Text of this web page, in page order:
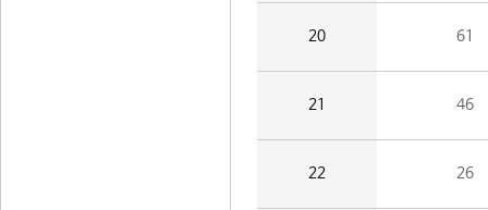
20 61
21 46
22 26